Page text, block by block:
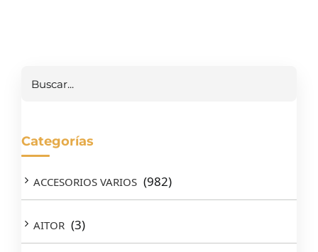
Categorías
ACCESORIOS VARIOS (982)
AITOR (3)